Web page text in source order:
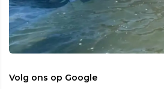
Volg ons op Google